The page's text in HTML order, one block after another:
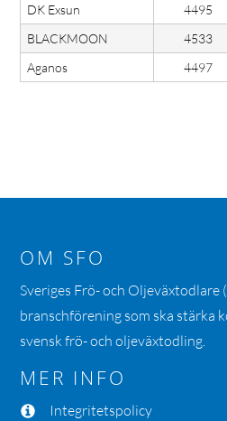
DK Exsun
4495
BLACKMOON
4533
Aganos
4497
OM SFO
Sveriges Frö- och Oljeväxtodlare
branschförening som ska stärka
svensk frö- och oljeväxtodling.
MER INFO
Integritetspolicy